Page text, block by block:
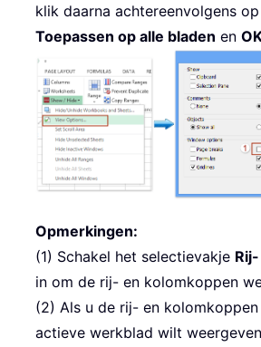
klik daarna achtereenvolgens
Toepassen op alle bladen en
Opmerkingen:
(1) Schakel het selectievakje
in om de rij- en kolomkoppen
(2) Als u de rij- en
actieve werkblad wilt